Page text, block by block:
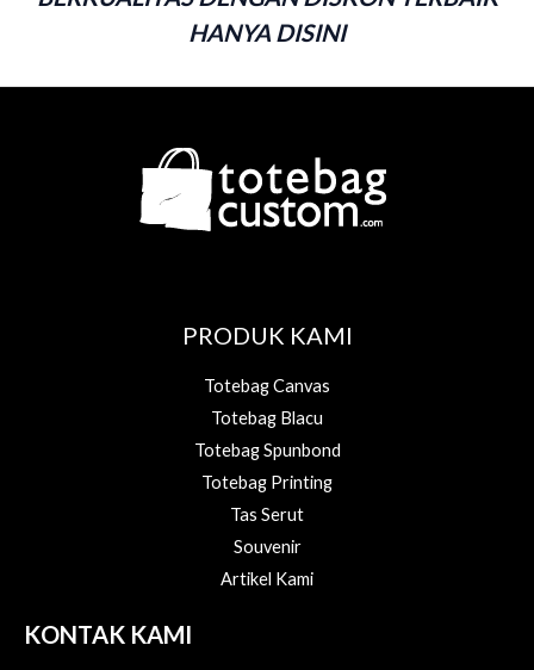
HANYA DISINI
PRODUK KAMI
Totebag Canvas
Totebag Blacu
Totebag Spunbond
Totebag Printing
Tas Serut
Souvenir
Artikel Kami
KONTAK KAMI